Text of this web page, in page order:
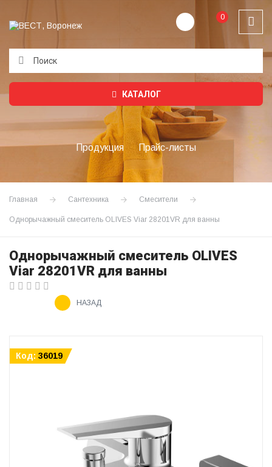
0
КАТАЛОГ
Продукция Прайс-листы
Главная Сантехника Смесители
Однорычажный смеситель OLIVES Viar 28201VR для ванны
Однорычажный смеситель OLIVES
Viar 28201VR для ванны
НАЗАД
Код: 36019